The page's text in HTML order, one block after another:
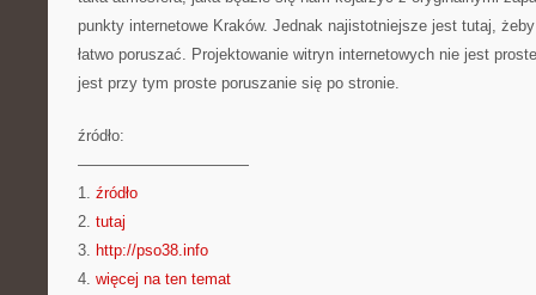
punkty internetowe Kraków. Jednak najistotniejsze jest tutaj,
łatwo poruszać. Projektowanie witryn internetowych nie jest
jest przy tym proste poruszanie się po stronie.
źródło:
———————————
1. źródło
2. tutaj
3. http://pso38.info
4. więcej na ten temat